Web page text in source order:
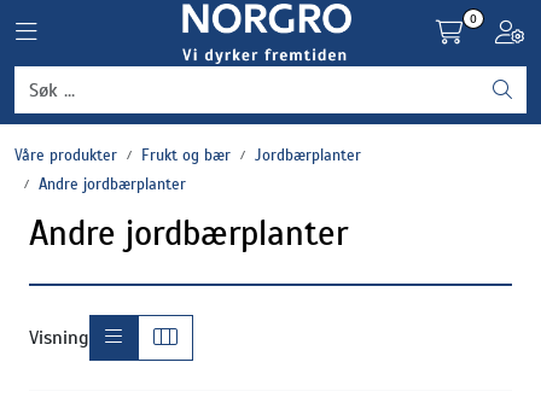
Toggle navigation
0
Våre produkter Frukt og bær
Jordbærplanter
Andre jordbærplanter
Andre jordbærplanter
Visning
Grønnsaker
Settepotet og setteløk
Frukt og bær
Blomster, potter og brett